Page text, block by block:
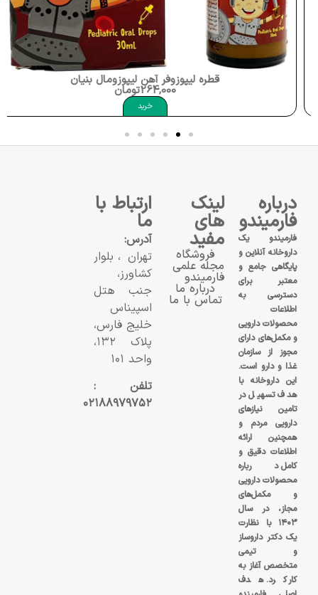
قطره لیپوزوفر آهن لیپوزومال بنیان سلامت کسری Liposofer 30ml BSk
264,000تومان
خرید
درباره
فارمیندو
فارمیندو یک
داروخانه آنلاین و
پایگاهی جامع و
معتبر برای
دسترسی به
اطلاعات
محصولات دارویی
و مکمل‌های دارای
مجوز از سازمان
غذا و دارو است.
این داروخانه با
هدف تسهیل در
تامین نیازهای
دارویی مردم و
همچنین ارائه
اطلاعات دقیق و
کامل درباره
محصولات دارویی
و مکمل‌های
مجاز، در سال
۱۴۰۳ با نظارت
یک دکتر داروساز
و تیمی
متخصص آغاز به
کار کرد. هدف
لینک
های
مفید
فروشگاه
مجله علمی
فارمیندو
درباره ما
تماس با ما
ارتباط با
ما
آدرس:
تهران، بلوار
کشاورز،
جنب هتل
اسپیناس
خلیج فارس،
پلاک ۱۳۲،
واحد ۱۰۱
تلفن :
۰۲۱۸۸۹۷۹۷۵۲